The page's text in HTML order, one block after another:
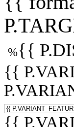
%{{
{{
{{